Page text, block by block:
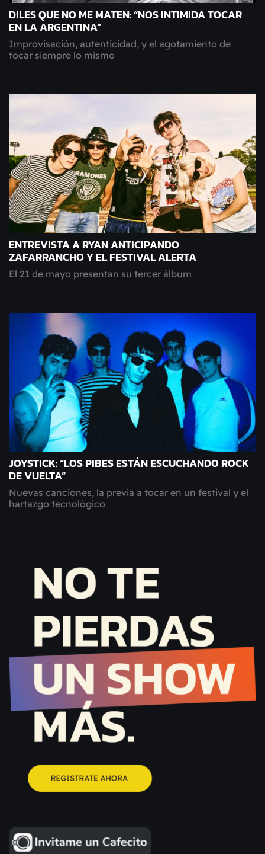
DILES QUE NO ME MATEN: “NOS INTIMIDA TOCAR
EN LA ARGENTINA”
Improvisación, autenticidad, y el agotamiento de
tocar siempre lo mismo
ENTREVISTA A RYAN ANTICIPANDO
ZAFARRANCHO Y EL FESTIVAL ALERTA
El 21 de mayo presentan su tercer álbum
JOYSTICK: “LOS PIBES ESTÁN ESCUCHANDO ROCK
DE VUELTA”
Nuevas canciones, la previa a tocar en un festival y el
hartazgo tecnológico